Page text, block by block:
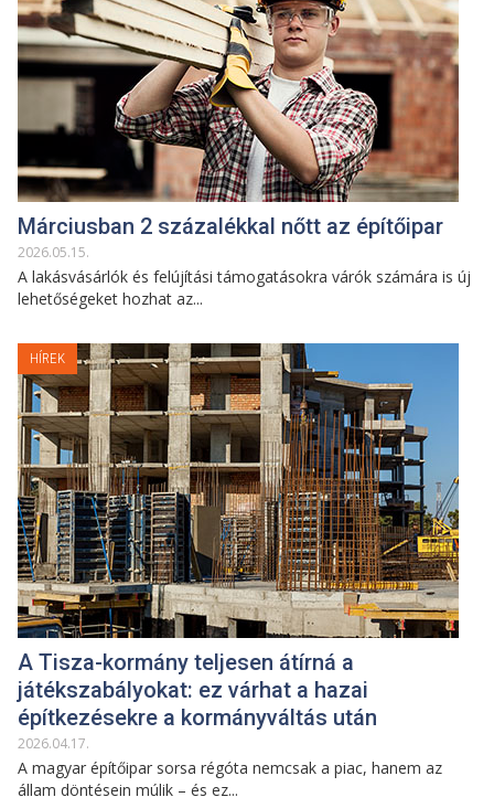
Márciusban 2 százalékkal nőtt az építőipar
2026.05.15.
A lakásvásárlók és felújítási támogatásokra várók számára is új
lehetőségeket hozhat az...
HÍREK
A Tisza-kormány teljesen átírná a
játékszabályokat: ez várhat a hazai
építkezésekre a kormányváltás után
2026.04.17.
A magyar építőipar sorsa régóta nemcsak a piac, hanem az
állam döntésein múlik – és ez...